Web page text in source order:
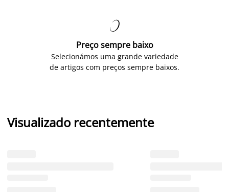

Preço sempre baixo
Selecionámos uma grande variedade
de artigos com preços sempre baixos.
Visualizado recentemente